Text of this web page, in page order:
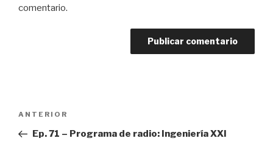
comentario.
Navegación
entradas
Entrada
anterior:
ANTERIOR
Ep. 71 – Programa de radio: Ingeniería XXI